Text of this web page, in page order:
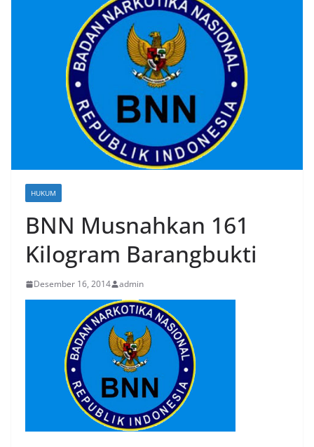
HUKUM
BNN Musnahkan 161
Kilogram Barangbukti
Desember 16, 2014 admin